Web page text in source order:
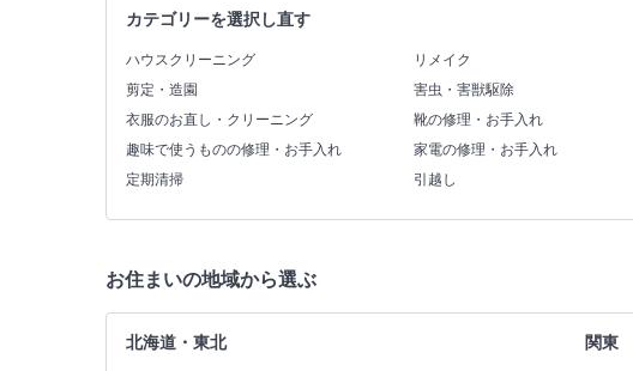
カテゴリーを選択し直す
ハウスクリーニング リメイク
剪定・造園
害虫・害獣駆除
衣服のお直し・クリーニング
靴の修理・お手入れ
趣味で使うものの修理・お手入れ
家電の修理・お手入れ
定期清掃
引越し
お住まいの地域から選ぶ
北海道・東北 関東